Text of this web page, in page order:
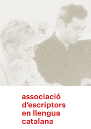
contingut